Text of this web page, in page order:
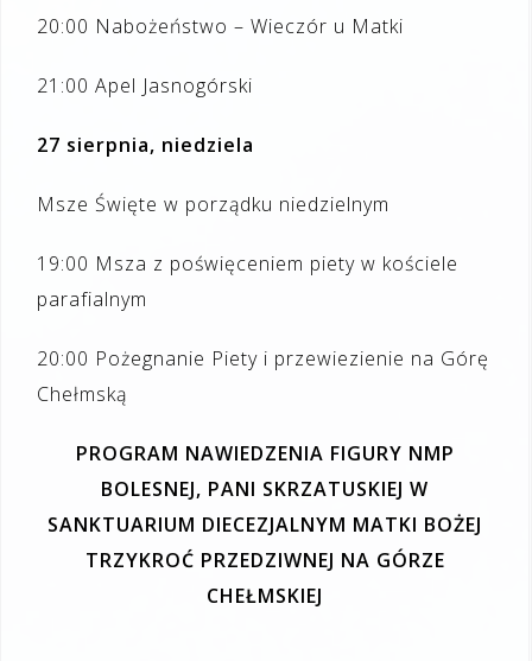
20:00 Nabożeństwo – Wieczór u Matki
21:00 Apel Jasnogórski
27 sierpnia, niedziela
Msze Święte w porządku niedzielnym
19:00 Msza z poświęceniem piety w kościele
parafialnym
20:00 Pożegnanie Piety i przewiezienie na Górę
Chełmską
PROGRAM NAWIEDZENIA FIGURY NMP
BOLESNEJ, PANI SKRZATUSKIEJ W
SANKTUARIUM DIECEZJALNYM MATKI BOŻEJ
TRZYKROĆ PRZEDZIWNEJ NA GÓRZE
CHEŁMSKIEJ